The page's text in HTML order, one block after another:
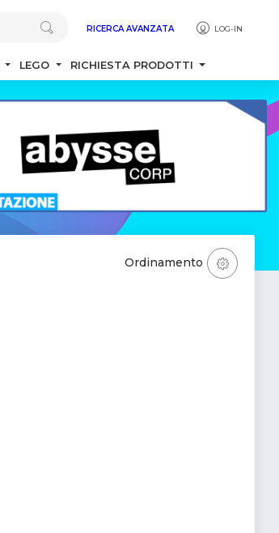
RICERCA AVANZATA LOG-IN
LEGO RICHIESTA PRODOTTI
Ordinamento